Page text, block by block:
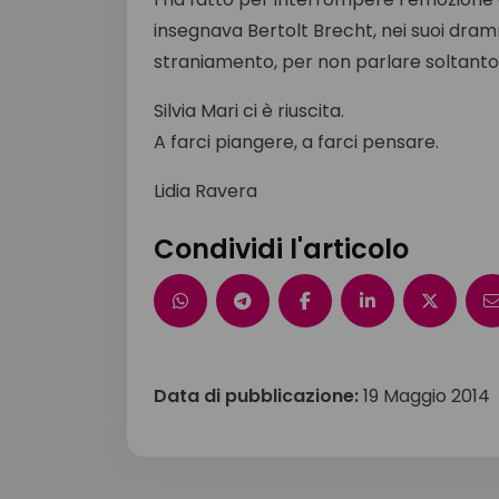
insegnava Bertolt Brecht, nei suoi
straniamento, per non parlare soltanto
Silvia Mari ci è riuscita.
A farci piangere, a farci pensare.
Lidia Ravera
Condividi l'articolo
Data di pubblicazione:19 Maggio 2014